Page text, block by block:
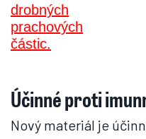
Účinné proti
Nový materiál je